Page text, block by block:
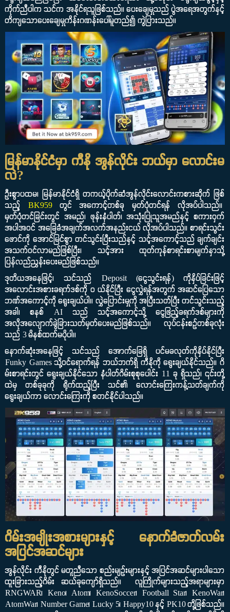
ကိုက်ညီပါက သင်က အနိုင်ရသူဖြစ်သည်။ ပေးချေမှုသည် ပွဲအရေအတွက်နှင့်
တိကျသောပေးချေမှုကိန်းဂဏန်းပေါ်မူတည်၍ ကွဲပြားသည်။
မြန်မာနိုင်ငံမှာ ကီနို အွန်လိုင်း ဘယ်မှာ လောင်းမ
လဲ?
ဦးစွာပထမ၊ မြန်မာနိုင်ငံရှိ တကယ့်ပိုက်ဆံအွန်လိုင်းလောင်းကစားဆိုက် ဖြစ်
သည့် BK959တွင် အကောင့်တစ်ခု မှတ်ပုံတင်ရန် လိုအပ်ပါသည်။
မှတ်ပုံတင်ခြင်းတွင် အမည်၊ ဖုန်းနံပါတ်၊ အသုံးပြုသူအမည်နှင့် စကားဝှက်
အပါအဝင် အခြေခံအချက်အလက်အနည်းငယ် လိုအပ်ပါသည်။ စာရင်းသွင်း
ဖောင်ကို အောင်မြင်စွာ တင်သွင်းပြီးသည်နှင့် သင့်အကောင့်သည် ချက်ချင်း
အသက်ဝင်လာမည်ဖြစ်ပြီး၊ သင့်အား ထုတ်ကုန်စာရင်းစာမျက်နှာသို့
ပြန်လည်ညွှန်းပေးမည်ဖြစ်သည်။
ဒုတိယအနေဖြင့်၊ သင်သည် Deposit (ငွေသွင်းရန်) ကိုနှိပ်ခြင်းဖြင့်
အလောင်းအစားခရက်ဒစ်ကို ၀ ယ်နိုင်ပြီး ငွေလွှဲရန်အတွက် အဆင်ပြေသော
ဘဏ်အကောင့်ကို ရွေးချယ်ပါ။ လွှဲပြောင်းမှုကို အပြီးသတ်ပြီး တင်သွင်းသည့်
အခါ၊ စနစ် AI သည် သင့်အကောင့်သို့ ငွေဖြည့်ခရက်ဒစ်များကို
အလိုအလျောက်ခွဲခြားသတ်မှတ်ပေးမည်ဖြစ်သည်။ လုပ်ငန်းစဉ်တစ်ခုလုံး
သည် 3 မိနစ်ထက်မပိုပါ။
နောက်ဆုံးအနေဖြင့် သင်သည် အောက်ခြေရှိ ပင်မခလုတ်ကိုနှိပ်နိုင်ပြီး
Funky Games သို့ဝင်ရောက်ရန် ဘယ်ဘက်ရှိ ကီနိုကို ရွေးချယ်နိုင်သည်။ ဂိ
မ်းစာရင်းတွင် ရွေးချယ်နိုင်သော နံပါတ်ဂိမ်းစုစုပေါင်း 11 ခု ရှိသည်၊ ၎င်းတို့
ထဲမှ တစ်ခုခုကို ရိုက်ထည့်ပြီး သင်၏ လောင်းကြေးကန့်သတ်ချက်ကို
ရွေးချယ်ကာ လောင်းကြေးကို စတင်နိုင်ပါသည်။
ဂိမ်းအမျိုးအစားများနှင့် နောက်ခံဇာတ်လမ်း
အပြင်အဆင်များ
အွန်လိုင်း ကီနိုတွင် မတူညီသော စည်းမျဉ်းများနှင့် အပြင်အဆင်များပါသော
ထူးခြားသည့်ဂိမ်း ဆယ်ခုကျော်ရှိသည်။ လူကြိုက်များသည့်အရာများမှာ
RNGWAR၊ Keno၊ Atom၊ KenoSoccer၊ Football Star၊ KenoWar၊
AtomWar၊ Number Game၊ Lucky 5၊ Happy10 နှင့် PK10 တို့ဖြစ်သည်။